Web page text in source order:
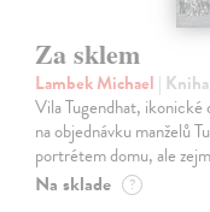
Za sklem
Lambek Michael | Kniha
Vila Tugendhat,
na objednávku manželů
portrétem domu, ale
Na sklade ?